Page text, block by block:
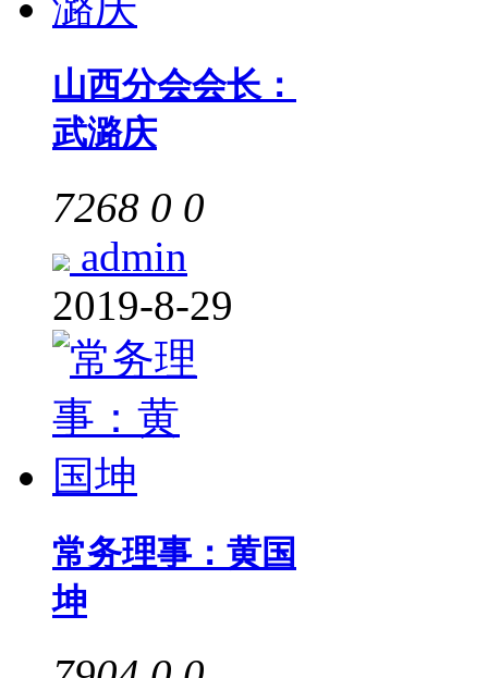
山西分会会长：
武潞庆
7268 0 0
admin
2019-8-29
常务理事：黄国
坤